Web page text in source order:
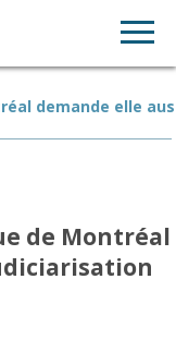
demande elle
de Montréal